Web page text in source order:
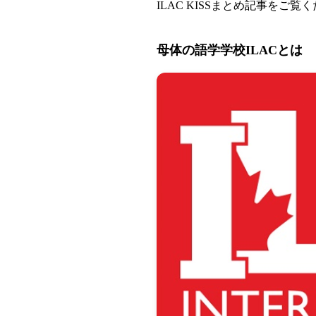
ILAC KISSまとめ記事をご覧く
母体の語学学校ILACとは